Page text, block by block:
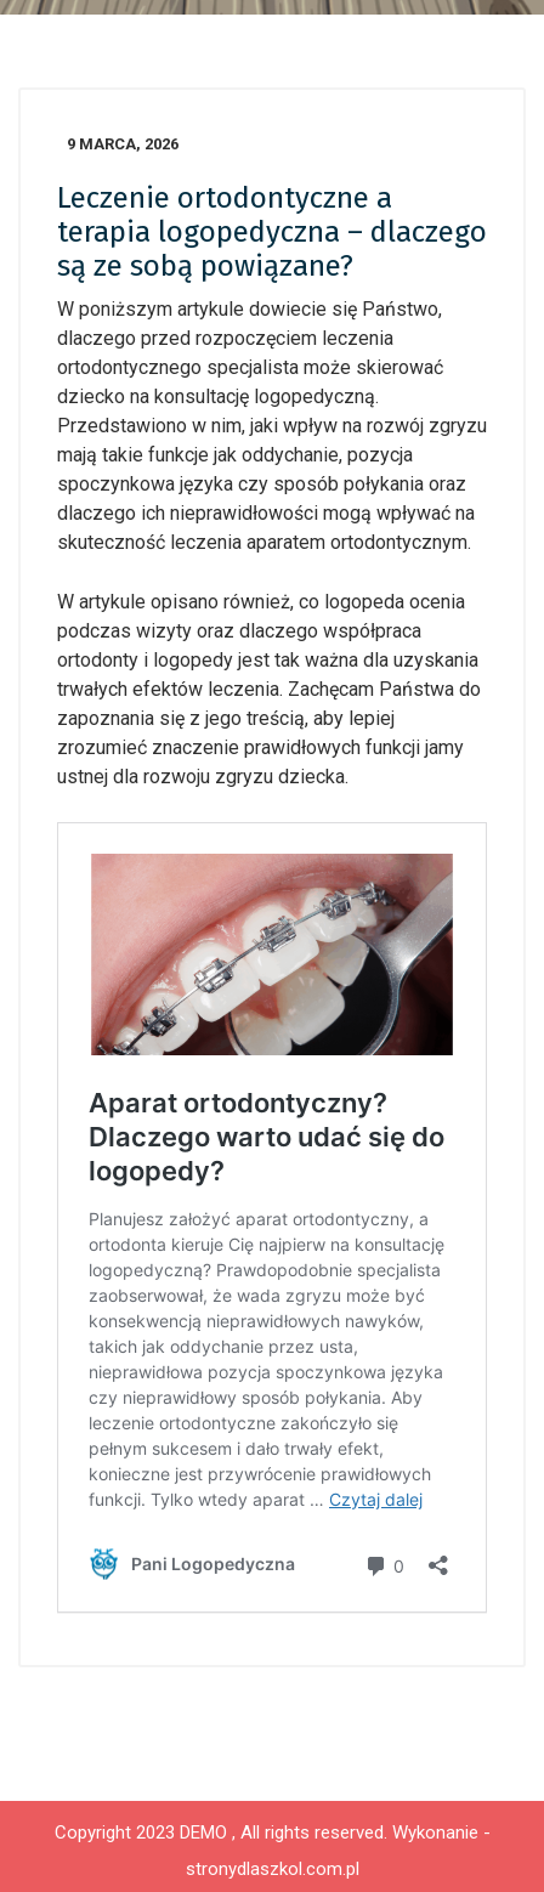
9 MARCA, 2026
Leczenie ortodontyczne a
terapia logopedyczna – dlaczego
są ze sobą powiązane?
W poniższym artykule dowiecie się Państwo,
dlaczego przed rozpoczęciem leczenia
ortodontycznego specjalista może skierować
dziecko na konsultację logopedyczną.
Przedstawiono w nim, jaki wpływ na rozwój zgryzu
mają takie funkcje jak oddychanie, pozycja
spoczynkowa języka czy sposób połykania oraz
dlaczego ich nieprawidłowości mogą wpływać na
skuteczność leczenia aparatem ortodontycznym.
W artykule opisano również, co logopeda ocenia
podczas wizyty oraz dlaczego współpraca
ortodonty i logopedy jest tak ważna dla uzyskania
trwałych efektów leczenia. Zachęcam Państwa do
zapoznania się z jego treścią, aby lepiej
zrozumieć znaczenie prawidłowych funkcji jamy
ustnej dla rozwoju zgryzu dziecka.
Copyright 2023 DEMO , All rights reserved. Wykonanie -
stronydlaszkol.com.pl